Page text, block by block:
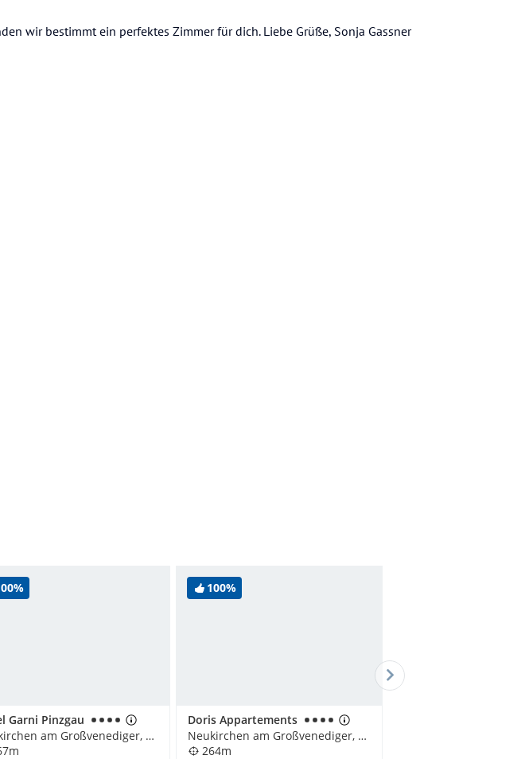
wir bestimmt ein perfektes Zimmer für dich. Liebe Grüße, Sonja Gassner
Garni Pinzgau
Neukirchen am Großvenediger, Österreich
100%
Doris Appartements
Neukirchen am Großvenediger, Österreich
264m